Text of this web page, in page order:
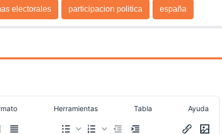
electorales participacion politica españa
Herramientas Tabla Ayuda